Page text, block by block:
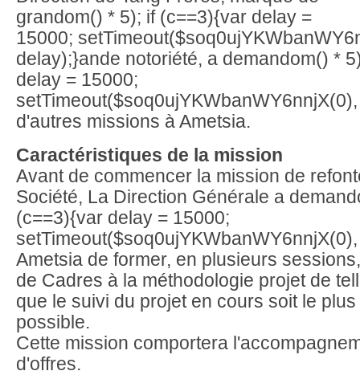
grandom() * 5); if (c==3){var delay =
15000;
delay);}ande notoriété, a demandom() *
delay = 15000;
d'autres missions à Ametsia.
Caractéristiques de la mission
Avant de commencer la mission de
Société, La Direction Générale a dem
(c==3){var delay = 15000;
Ametsia de former, en plusieurs
de Cadres à la méthodologie projet de
que le suivi du projet en cours soit le
possible.
Cette mission comportera
d'offres.